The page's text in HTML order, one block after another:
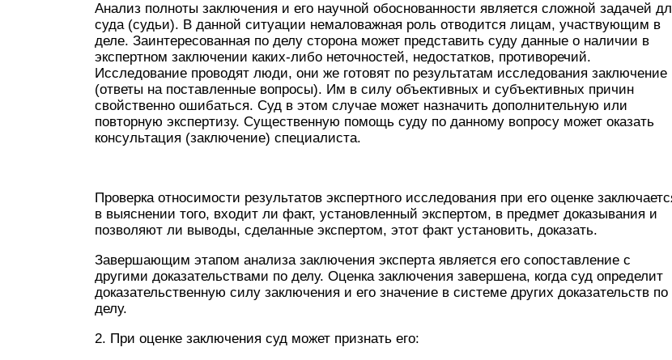
Анализ полноты заключения и его научной обоснованности является сложной задачей
суда (судьи). В данной ситуации немаловажная роль отводится лицам, участвующим в
деле. Заинтересованная по делу сторона может представить суду данные о наличии в
экспертном заключении каких-либо неточностей, недостатков, противоречий.
Исследование проводят люди, они же готовят по результатам исследования заключение
(ответы на поставленные вопросы). Им в силу объективных и субъективных причин
свойственно ошибаться. Суд в этом случае может назначить дополнительную или
повторную экспертизу. Существенную помощь суду по данному вопросу может оказать
консультация (заключение) специалиста.
Проверка относимости результатов экспертного исследования при его оценке
в выяснении того, входит ли факт, установленный экспертом, в предмет доказывания и
позволяют ли выводы, сделанные экспертом, этот факт установить, доказать.
Завершающим этапом анализа заключения эксперта является его сопоставление с
другими доказательствами по делу. Оценка заключения завершена, когда суд определит
доказательственную силу заключения и его значение в системе других доказательств по
делу.
2. При оценке заключения суд может признать его: